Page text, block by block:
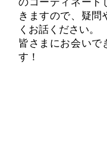
きますので、疑問
くお話ください。
皆さまにお会いで
す！